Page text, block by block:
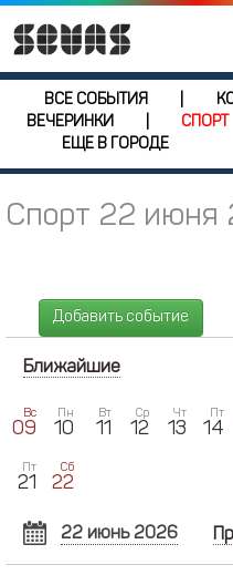
ВСЕ СОБЫТИЯ
ВЕЧЕРИНКИ
СПОРТ
ЕЩЕ В ГОРОДЕ
Спорт 22 июня
Добавить событие
Ближайшие
Вс
09
Пн
10
Вт
11
Ср
12
Чт
13
Пт
14
Пт
21
Сб
22
22 июнь 2026